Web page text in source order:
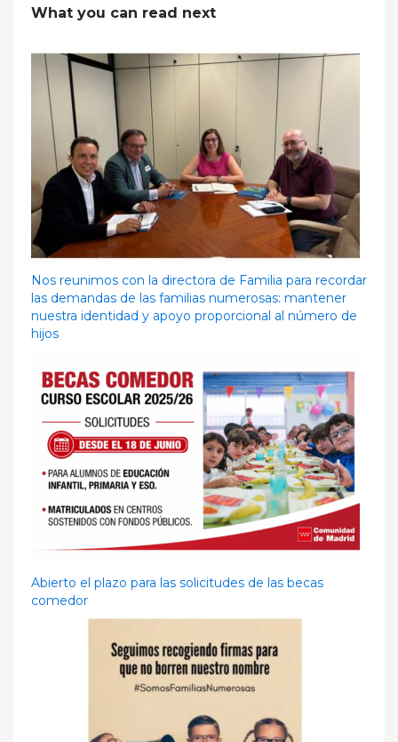
What you can read next
Nos reunimos con la directora de Familia para recordar
las demandas de las familias numerosas: mantener
nuestra identidad y apoyo proporcional al número de
hijos
Abierto el plazo para las solicitudes de las becas
comedor